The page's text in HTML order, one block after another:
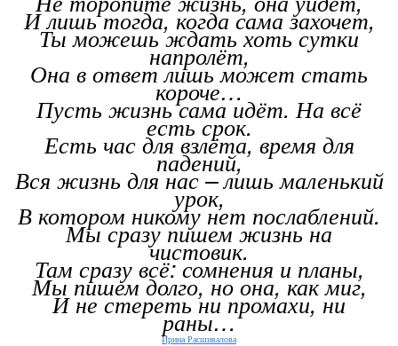
И лишь тогда, когда сама захочет,
Ты можешь ждать хоть сутки
напролёт,
Она в ответ лишь может стать
короче…
Пусть жизнь сама идёт. На всё
есть срок.
Есть час для взлёта, время для
падений,
Вся жизнь для нас – лишь маленький
урок,
В котором никому нет послаблений.
Мы сразу пишем жизнь на
чистовик.
Там сразу всё: сомнения и планы,
Мы пишем долго, но она, как миг,
И не стереть ни промахи, ни
раны…
Ирина Расшивалова